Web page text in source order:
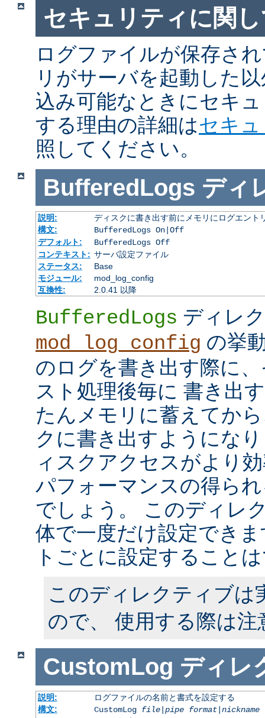
セキュリティに関
ログファイルが保存さ
リがサーバを起動した
込み可能なときにセキ
する理由の詳細はセキ
照してください。
BufferedLogs ディ
説明:
ディスクに書き出す前にメモリにログエント
構文:
BufferedLogs On|Off
デフォルト:
BufferedLogs Off
コンテキスト: サーバ設定ファイル
ステータス:
Base
モジュール:
mod_log_config
互換性:
2.0.41 以降
BufferedLogs ディレ
mod_log_config の挙
のログを書き出す際に
スト処理後毎に 書き出
たんメモリに蓄えてか
クに書き出すようにな
ィスクアクセスがより
パフォーマンスの得ら
でしょう。 このディレ
体で一度だけ設定でき
トごとに設定すること
このディレクティブは
ので、 使用する際は
CustomLog ディレ
説明:
ログファイルの名前と書式を設定する
構文:
CustomLog file|pipe format|nickname